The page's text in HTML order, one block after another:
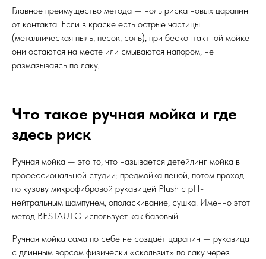
Главное преимущество метода — ноль риска новых царапин
от контакта. Если в краске есть острые частицы
(металлическая пыль, песок, соль), при бесконтактной мойке
они остаются на месте или смываются напором, не
размазываясь по лаку.
Что такое ручная мойка и где
здесь риск
Ручная мойка — это то, что называется детейлинг мойка в
профессиональной студии: предмойка пеной, потом проход
по кузову микрофибровой рукавицей Plush с pH-
нейтральным шампунем, ополаскивание, сушка. Именно этот
метод BESTAUTO использует как базовый.
Ручная мойка сама по себе не создаёт царапин — рукавица
с длинным ворсом физически «скользит» по лаку через